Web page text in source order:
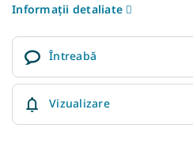
Informaţii detaliate
Întreabă
Vizualizare